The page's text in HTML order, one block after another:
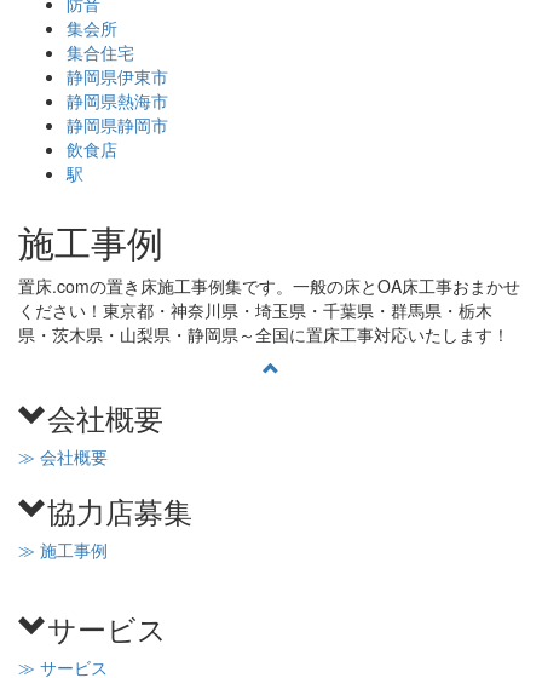
集会所
集合住宅
静岡県伊東市
静岡県熱海市
静岡県静岡市
飲食店
駅
施工事例
置床.comの置き床施工事例集です。一般の床とOA床工事おまかせ
ください！東京都・神奈川県・埼玉県・千葉県・群馬県・栃木
県・茨木県・山梨県・静岡県～全国に置床工事対応いたします！
会社概要
≫ 会社概要
協力店募集
≫ 施工事例
サービス
≫ サービス